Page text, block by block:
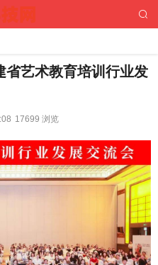
省艺术教育培训行业发
17699 浏览